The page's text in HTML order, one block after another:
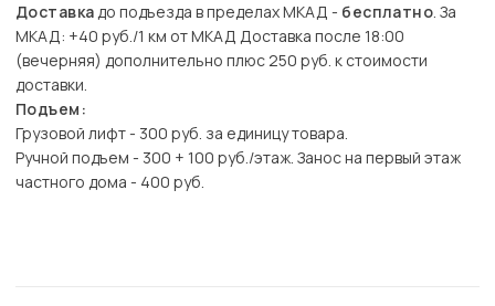
Доставкадо подъезда в пределах МКАД - бесплатно. За
МКАД: +40 руб./1 км от МКАД Доставка после 18:00
(вечерняя) дополнительно плюс 250 руб. к стоимости
доставки.
Подъем:
Грузовой лифт - 300 руб. за единицу товара.
Ручной подъем - 300 + 100 руб./этаж. Занос на первый этаж
частного дома - 400 руб.